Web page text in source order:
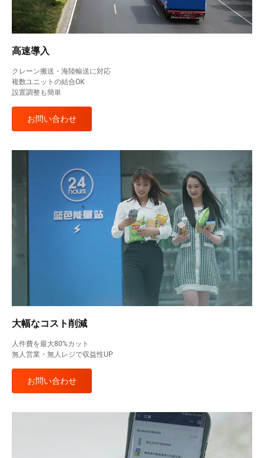
高速導入
クレーン搬送・海陸輸送に対応
複数ユニットの結合OK
設置調整も簡単
お問い合わせ
大幅なコスト削減
人件費を最大80%カット
無人営業・無人レジで収益性UP
お問い合わせ